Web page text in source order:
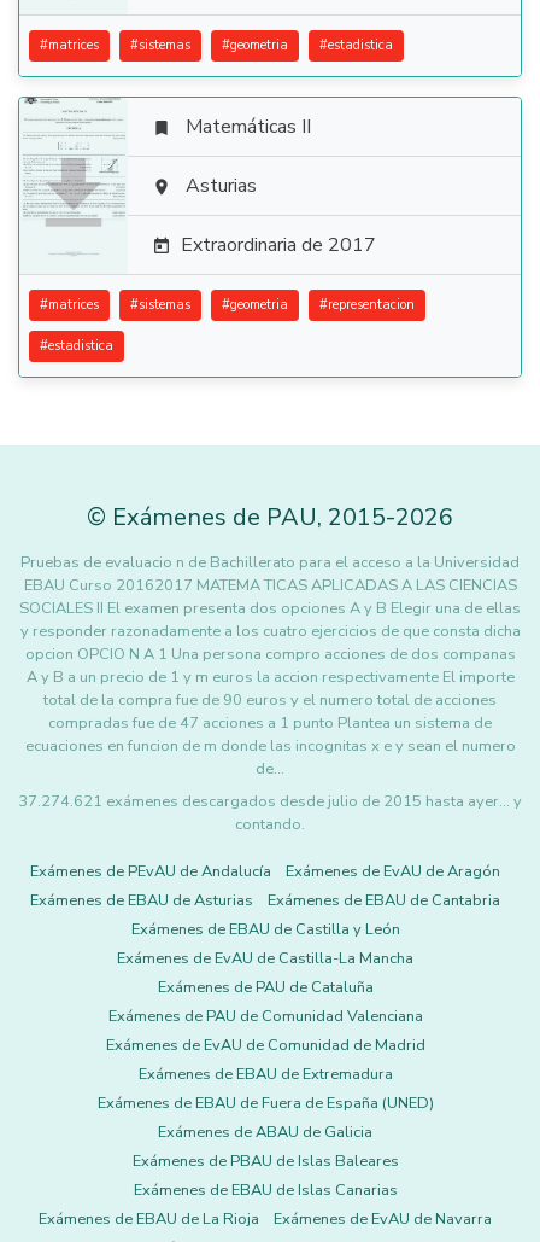
#matrices #sistemas #geometria #estadistica

 Matemáticas II
 Asturias
 Extraordinaria de 2017
#matrices #sistemas #geometria #representacion
#estadistica
© Exámenes de PAU, 2015-2026
Pruebas de evaluacio n de Bachillerato para el acceso a la Universidad
EBAU Curso 20162017 MATEMA TICAS APLICADAS A LAS CIENCIAS
SOCIALES II El examen presenta dos opciones A y B Elegir una de ellas
y responder razonadamente a los cuatro ejercicios de que consta dicha
opcion OPCIO N A 1 Una persona compro acciones de dos companas
A y B a un precio de 1 y m euros la accion respectivamente El importe
total de la compra fue de 90 euros y el numero total de acciones
compradas fue de 47 acciones a 1 punto Plantea un sistema de
ecuaciones en funcion de m donde las incognitas x e y sean el numero
de…
37.274.621 exámenes descargados desde julio de 2015 hasta ayer... y
contando.
Exámenes de PEvAU de Andalucía
Exámenes de EvAU de Aragón
Exámenes de EBAU de Asturias
Exámenes de EBAU de Cantabria
Exámenes de EBAU de Castilla y León
Exámenes de EvAU de Castilla-La Mancha
Exámenes de PAU de Cataluña
Exámenes de PAU de Comunidad Valenciana
Exámenes de EvAU de Comunidad de Madrid
Exámenes de EBAU de Extremadura
Exámenes de EBAU de Fuera de España (UNED)
Exámenes de ABAU de Galicia
Exámenes de PBAU de Islas Baleares
Exámenes de EBAU de Islas Canarias
Exámenes de EBAU de La Rioja
Exámenes de EvAU de Navarra